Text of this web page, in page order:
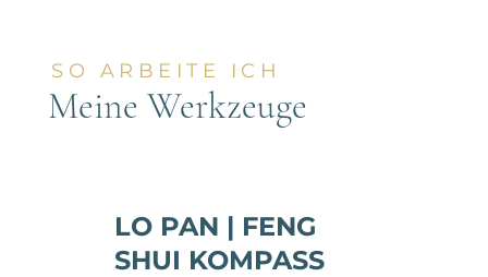
SO ARBEITE ICH
Meine Werkzeuge
LO PAN | FENG
SHUI KOMPASS